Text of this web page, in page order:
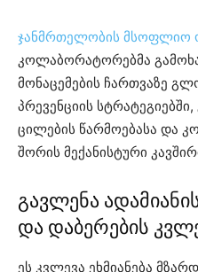
ჯანმრთელობის მსოფლიო
კოლაბორატორებმა
მონაცემების ჩართვაზე
პრევენციის
ცილების წარმოებასა და
შორის მექანისტური
გავლენა
და დაბერების
ეს კვლევა ეხმიანება